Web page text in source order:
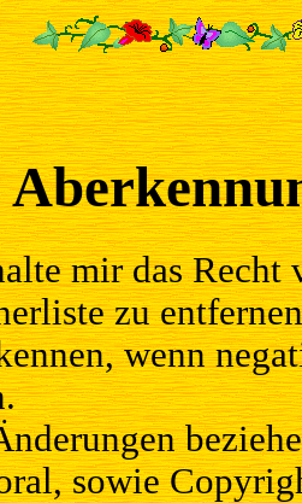
mir das Recht
zu
wenn
sowie